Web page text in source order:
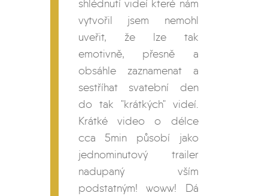
shlédnutí videí které nám
vytvořil jsem nemohl
uveřit, že lze tak
emotivně, přesně a
obsáhle zaznamenat a
sestříhat svatební den
do tak "krátkých" videí.
Krátké video o délce
cca 5min působí jako
jednominutový trailer
nadupaný vším
podstatným! woww! Dá